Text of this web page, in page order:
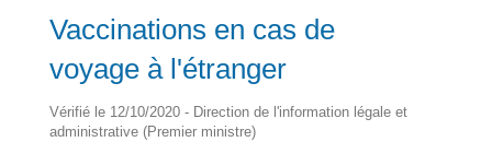
Vaccinations en cas de
voyage à l'étranger
Vérifié le 12/10/2020 - Direction de l'information légale et
administrative (Premier ministre)